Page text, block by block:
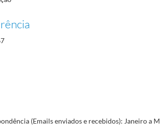
12-29
comittees; AOI: Associação Olímpica Internacional; AOP:
(Emails enviados e recebidos): Janeiro a